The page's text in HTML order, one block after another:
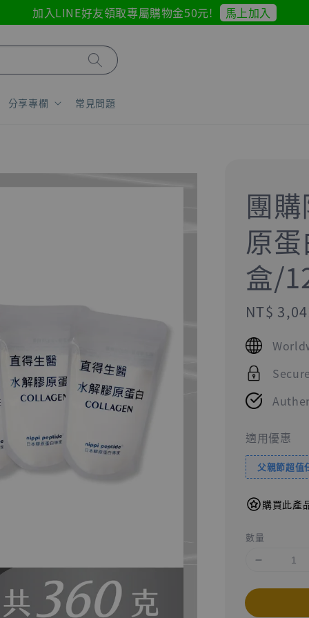
加入LINE好友領取專屬購物金50元! 馬上加入
分享專欄 常見問題
團
原
盒/
Sale
price
NT$
適用優惠
父親節超
購買此產
數量